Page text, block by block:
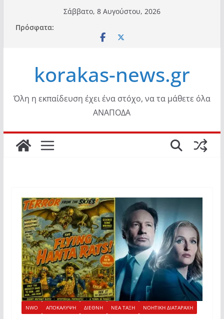
περιεχόμενο
Σάββατο, 8 Αυγούστου, 2026
Πρόσφατα:
korakas-news.gr
Όλη η εκπαίδευση έχει ένα στόχο, να τα μάθετε όλα
ΑΝΑΠΟΔΑ
NWO ΑΠΟΚΑΛΥΨΗ ΔΙΕΘΝΗ ΝΕΑ ΤΑΞΗ ΝΟΗΤΙΚΗ ΔΙΑΤΑΡΑΧΗ